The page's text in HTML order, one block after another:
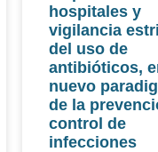
hospitales y
vigilancia
del uso de
antibióticos,
nuevo
de la
control de
infecciones